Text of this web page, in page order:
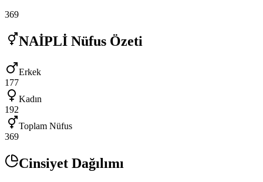
369
NAİPLİ Nüfus Özeti
Erkek
177
Kadın
192
Toplam Nüfus
369
Cinsiyet Dağılımı